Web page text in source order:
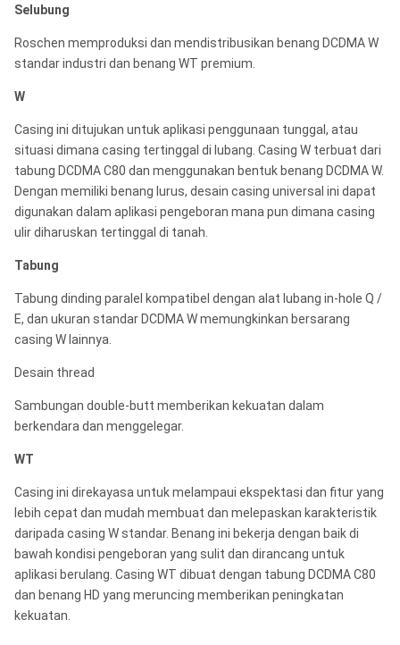
Selubung
Roschen memproduksi dan mendistribusikan benang DCDMA W
standar industri dan benang WT premium.
W
Casing ini ditujukan untuk aplikasi penggunaan tunggal, atau
situasi dimana casing tertinggal di lubang. Casing W terbuat dari
tabung DCDMA C80 dan menggunakan bentuk benang DCDMA W.
Dengan memiliki benang lurus, desain casing universal ini dapat
digunakan dalam aplikasi pengeboran mana pun dimana casing
ulir diharuskan tertinggal di tanah.
Tabung
Tabung dinding paralel kompatibel dengan alat lubang in-hole Q /
E, dan ukuran standar DCDMA W memungkinkan bersarang
casing W lainnya.
Desain thread
Sambungan double-butt memberikan kekuatan dalam
berkendara dan menggelegar.
WT
Casing ini direkayasa untuk melampaui ekspektasi dan fitur yang
lebih cepat dan mudah membuat dan melepaskan karakteristik
daripada casing W standar. Benang ini bekerja dengan baik di
bawah kondisi pengeboran yang sulit dan dirancang untuk
aplikasi berulang. Casing WT dibuat dengan tabung DCDMA C80
dan benang HD yang meruncing memberikan peningkatan
kekuatan.